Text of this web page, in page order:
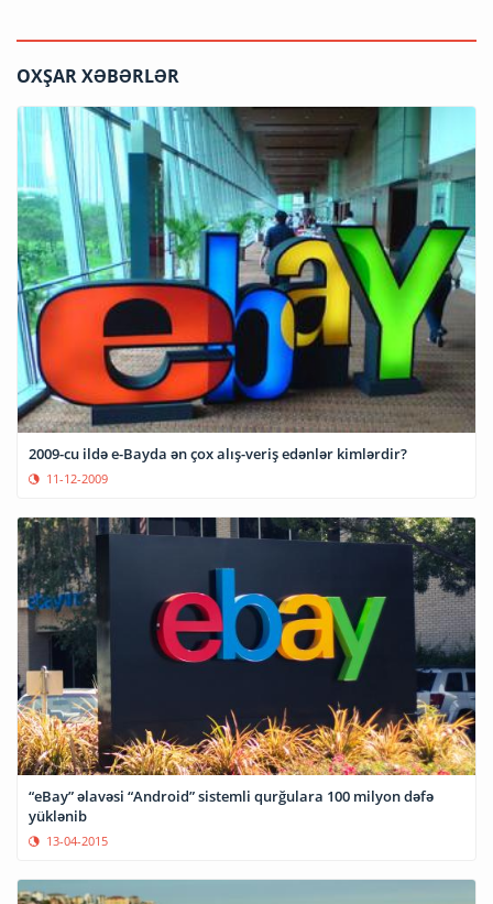
OXŞAR XƏBƏRLƏR
2009-cu ildə e-Bayda ən çox alış-veriş edənlər kimlərdir?
11-12-2009
“eBay” əlavəsi “Android” sistemli qurğulara 100 milyon dəfə
yüklənib
13-04-2015